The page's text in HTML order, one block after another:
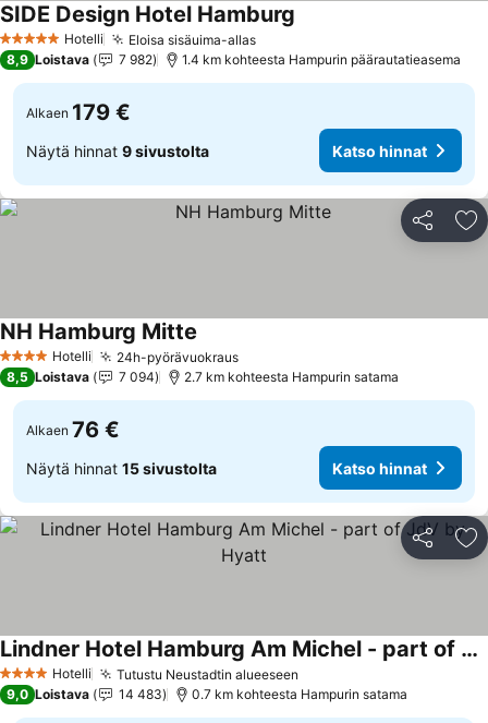
5 Tähtiluokitus
Hotelli Eloisa sisäuima-allasKatso hinnat
SIDE Design Hotel Hamburg
8,9 Loistava 7 982 1.4 km kohteesta Hampurin päärautatieasema
Alkaen 179 €
Näytä hinnat 9 sivustolta Katso hinnat
Jaa
4 Tähtiluokitus
Hotelli 24h-pyörävuokrausKatso hinnat
NH Hamburg Mitte
8,5 Loistava 7 094 2.7 km kohteesta Hampurin satama
Alkaen 76 €
Näytä hinnat 15 sivustolta Katso hinnat
Jaa
4 Tähtiluokitus
Hotelli Tutustu Neustadtin alueeseen
Lindner Hotel Hamburg Am Michel - part of JdV by Hyatt
Katso hinnat
9,0 Loistava 14 483 0.7 km kohteesta Hampurin satama